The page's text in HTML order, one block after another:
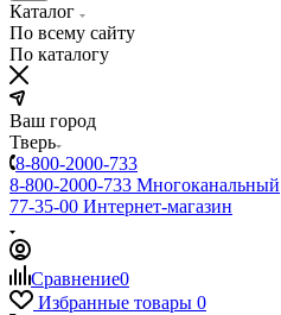
Каталог
По всему сайту
По каталогу
Ваш город
Тверь
8-800-2000-733
8-800-2000-733 Многоканальный
77-35-00 Интернет-магазин
Сравнение0
Избранные товары 0